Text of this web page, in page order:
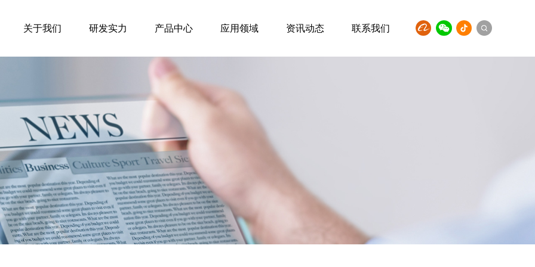
关于我们 研发实力 产品中心 应用领域 资讯动态 联系我们